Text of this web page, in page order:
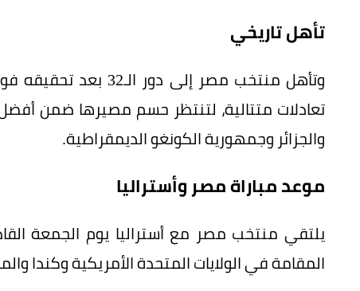
تأهل تاريخي
وتأهل منتخب مصر إلى
تعادلات متتالية، لتنتظر حسم مصيرها ضمن أفضل
والجزائر وجمهورية الكونغو الديمقراطية.
موعد مباراة مصر وأستراليا
المقامة في الولايات المتحدة الأمريكية وكندا